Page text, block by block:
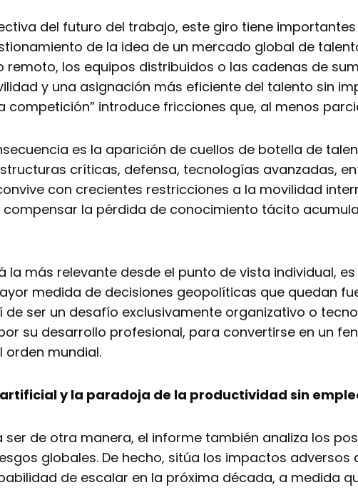
del futuro del trabajo, este giro tiene
de la idea de un mercado global de
remoto, los equipos distribuidos o las cadenas de
y una asignación más eficiente del talento sin
competición” introduce fricciones que, al menos
es la aparición de cuellos de botella de
críticas, defensa, tecnologías avanzadas,
con crecientes restricciones a la movilidad
compensar la pérdida de conocimiento tácito
la más relevante desde el punto de vista individual,
medida de decisiones geopolíticas que quedan
de ser un desafío exclusivamente organizativo o
su desarrollo profesional, para convertirse en un
orden mundial.
y la paradoja de la productividad sin
de otra manera, el informe también analiza los
globales. De hecho, sitúa los impactos
de escalar en la próxima década, a medida